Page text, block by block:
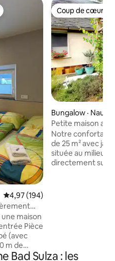
les plus aimés
Note moyenne de 4,97 sur 5,
4,97 (194)
maison
(avec
m de
comme
Coup de cœur
Coup de cœur
Bungalow ·
Petite maison
vignobles
Notre confortable
de 25 m² avec
située au milieu
directement sur
ou Weimar, ici
Bad Sulza : les